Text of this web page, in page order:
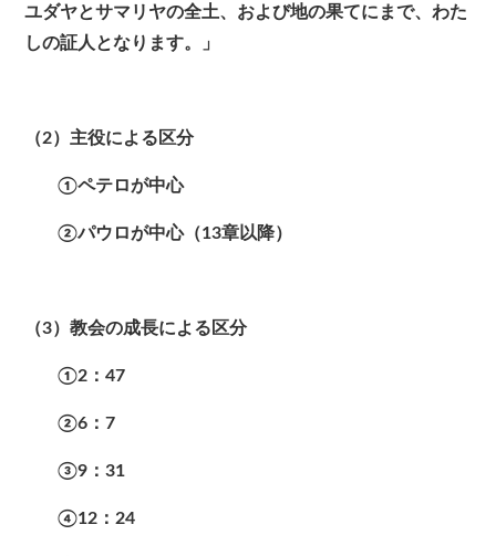
ユダヤとサマリヤの全土、および地の果てにまで、わた
しの証人となります。」
（2）主役による区分
①ペテロが中心
②パウロが中心（13章以降）
（3）教会の成長による区分
①2：47
②6：7
③9：31
④12：24